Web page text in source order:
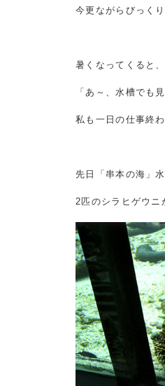
今更ながらびっく
暑くなってくると
「あ～、水槽でも
私も一日の仕事終
先日「串本の海」
2匹のシラヒゲウ